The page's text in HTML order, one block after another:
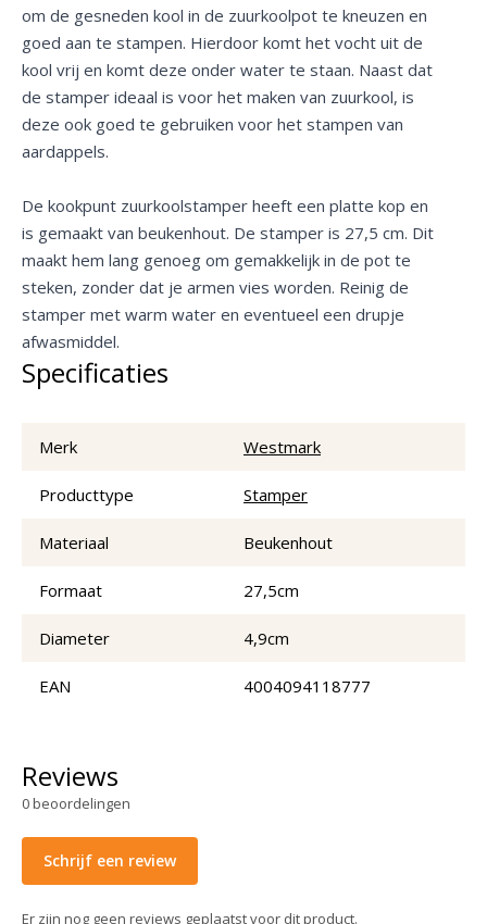
om de gesneden kool in de zuurkoolpot te kneuzen en
goed aan te stampen. Hierdoor komt het vocht uit de
kool vrij en komt deze onder water te staan. Naast dat
de stamper ideaal is voor het maken van zuurkool, is
deze ook goed te gebruiken voor het stampen van
aardappels.
De kookpunt zuurkoolstamper heeft een platte kop en
is gemaakt van beukenhout. De stamper is 27,5 cm. Dit
maakt hem lang genoeg om gemakkelijk in de pot te
steken, zonder dat je armen vies worden. Reinig de
stamper met warm water en eventueel een drupje
afwasmiddel.
Specificaties
Merk Westmark
Producttype Stamper
Materiaal Beukenhout
Formaat 27,5cm
Diameter 4,9cm
EAN 4004094118777
Reviews
0beoordelingen
Schrijf een review
Er zijn nog geen reviews geplaatst voor dit product.